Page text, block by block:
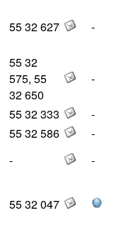
55 32 627 -
55 32
575, 55
32 650
-
55 32 333
-
55 32 586
-
-
-
55 32 047